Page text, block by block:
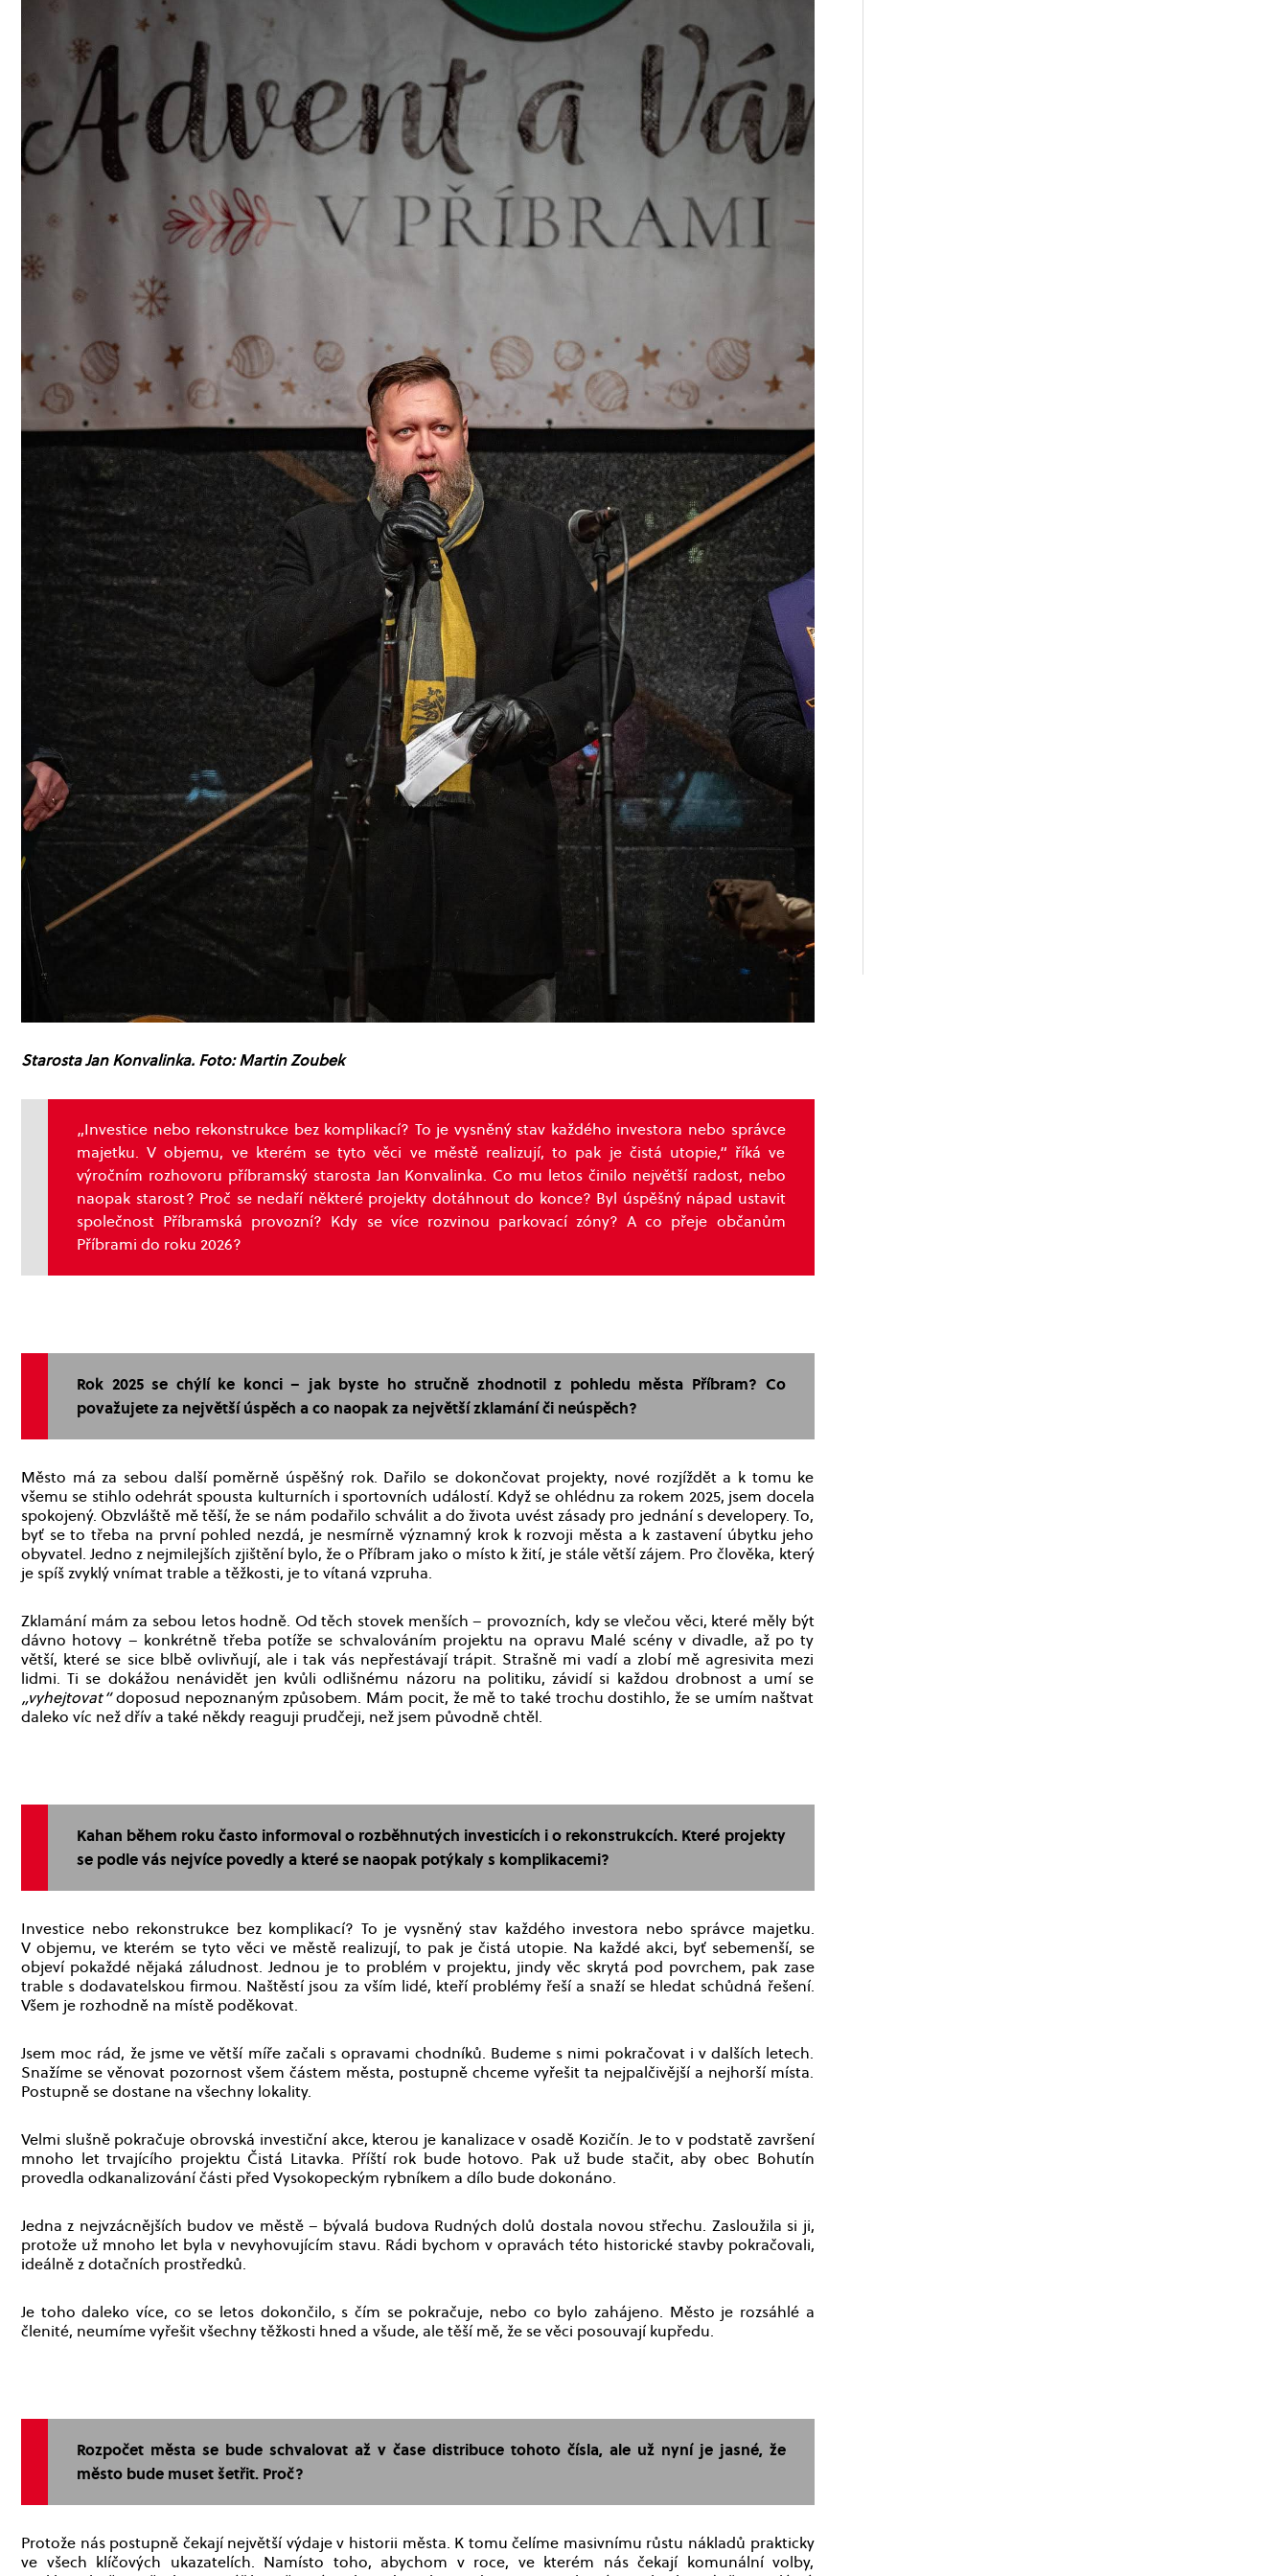
Starosta Jan Konvalinka. Foto: Martin Zoubek
„Investice nebo rekonstrukce bez komplikací? To je vysněný stav každého investora nebo správce
majetku. V objemu, ve kterém se tyto věci ve městě realizují, to pak je čistá utopie,“ říká ve
výročním rozhovoru příbramský starosta Jan Konvalinka. Co mu letos činilo největší radost, nebo
naopak starost? Proč se nedaří některé projekty dotáhnout do konce? Byl úspěšný nápad ustavit
společnost Příbramská provozní? Kdy se více rozvinou parkovací zóny? A co přeje občanům
Příbrami do roku 2026?
Rok 2025 se chýlí ke konci – jak byste ho stručně zhodnotil z pohledu města Příbram? Co
považujete za největší úspěch a co naopak za největší zklamání či neúspěch?
Město má za sebou další poměrně úspěšný rok. Dařilo se dokončovat projekty, nové rozjíždět a k tomu ke
všemu se stihlo odehrát spousta kulturních i sportovních událostí. Když se ohlédnu za rokem 2025, jsem docela
spokojený. Obzvláště mě těší, že se nám podařilo schválit a do života uvést zásady pro jednání s developery. To,
byť se to třeba na první pohled nezdá, je nesmírně významný krok k rozvoji města a k zastavení úbytku jeho
obyvatel. Jedno z nejmilejších zjištění bylo, že o Příbram jako o místo k žití, je stále větší zájem. Pro člověka, který
je spíš zvyklý vnímat trable a těžkosti, je to vítaná vzpruha.
Zklamání mám za sebou letos hodně. Od těch stovek menších – provozních, kdy se vlečou věci, které měly být
dávno hotovy – konkrétně třeba potíže se schvalováním projektu na opravu Malé scény v divadle, až po ty
větší, které se sice blbě ovlivňují, ale i tak vás nepřestávají trápit. Strašně mi vadí a zlobí mě agresivita mezi
lidmi. Ti se dokážou nenávidět jen kvůli odlišnému názoru na politiku, závidí si každou drobnost a umí se
„vyhejtovat“doposud nepoznaným způsobem. Mám pocit, že mě to také trochu dostihlo, že se umím naštvat
daleko víc než dřív a také někdy reaguji prudčeji, než jsem původně chtěl.
Kahan během roku často informoval o rozběhnutých investicích i o rekonstrukcích. Které projekty
se podle vás nejvíce povedly a které se naopak potýkaly s komplikacemi?
Investice nebo rekonstrukce bez komplikací? To je vysněný stav každého investora nebo správce majetku.
V objemu, ve kterém se tyto věci ve městě realizují, to pak je čistá utopie. Na každé akci, byť sebemenší, se
objeví pokaždé nějaká záludnost. Jednou je to problém v projektu, jindy věc skrytá pod povrchem, pak zase
trable s dodavatelskou firmou. Naštěstí jsou za vším lidé, kteří problémy řeší a snaží se hledat schůdná řešení.
Všem je rozhodně na místě poděkovat.
Jsem moc rád, že jsme ve větší míře začali s opravami chodníků. Budeme s nimi pokračovat i v dalších letech.
Snažíme se věnovat pozornost všem částem města, postupně chceme vyřešit ta nejpalčivější a nejhorší místa.
Postupně se dostane na všechny lokality.
Velmi slušně pokračuje obrovská investiční akce, kterou je kanalizace v osadě Kozičín. Je to v podstatě završení
mnoho let trvajícího projektu Čistá Litavka. Příští rok bude hotovo. Pak už bude stačit, aby obec Bohutín
provedla odkanalizování části před Vysokopeckým rybníkem a dílo bude dokonáno.
Jedna z nejvzácnějších budov ve městě – bývalá budova Rudných dolů dostala novou střechu. Zasloužila si ji,
protože už mnoho let byla v nevyhovujícím stavu. Rádi bychom v opravách této historické stavby pokračovali,
ideálně z dotačních prostředků.
Je toho daleko více, co se letos dokončilo, s čím se pokračuje, nebo co bylo zahájeno. Město je rozsáhlé a
členité, neumíme vyřešit všechny těžkosti hned a všude, ale těší mě, že se věci posouvají kupředu.
Rozpočet města se bude schvalovat až v čase distribuce tohoto čísla, ale už nyní je jasné, že
město bude muset šetřit. Proč?
Protože nás postupně čekají největší výdaje v historii města. K tomu čelíme masivnímu růstu nákladů prakticky
ve všech klíčových ukazatelích. Namísto toho, abychom v roce, ve kterém nás čekají komunální volby,